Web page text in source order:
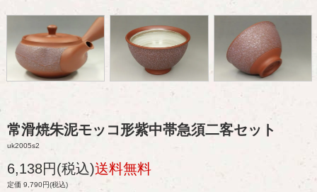
常滑焼朱泥モッコ形紫中帯急須二客セット
uk2005s2
6,138円(税込)送料無料
定価 9,790円(税込)